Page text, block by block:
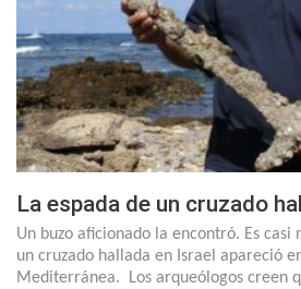
La espada de un cruzado
Un buzo aficionado la encontró. Es casi
un cruzado hallada en Israel apareció
Mediterránea. Los arqueólogos creen